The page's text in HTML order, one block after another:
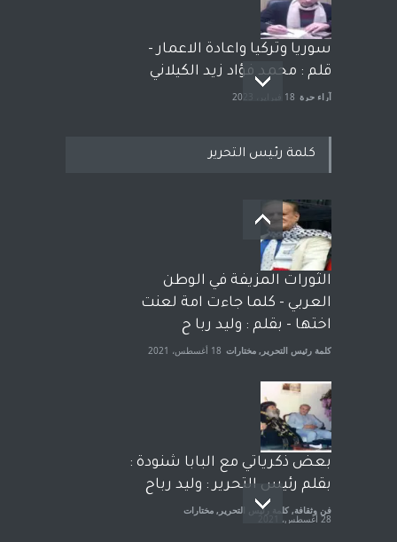
سوريا وتركيا واعادة الاعمار -
قلم : محمد فؤاد زيد الكيلاني
آراء حرة 18 فبراير، 2023
بعد معارك قضائية طاحنة كتب
وترافع فيها بنفسه مرة اخرى..
الشيخ طارق يوسف يقهر
الحكومة الأمريكية ، فأعطوه
الجنسية عن يد وهم صاغرون،
آراء حرة مختارات 7 أبريل، 2023
كلمة رئيس التحرير
الثورات المزيفة في الوطن
العربي - كلما جاءت امة لعنت
اختها - بقلم : وليد ربا ح
كلمة رئيس التحرير , مختارات 18 أغسطس، 2021
بعض ذكرياتي مع البابا شنودة :
بقلم رئيس التحرير : وليد رباح
فن وثقافة, كلمة رئيس التحرير , مختارات
28 أغسطس، 2021